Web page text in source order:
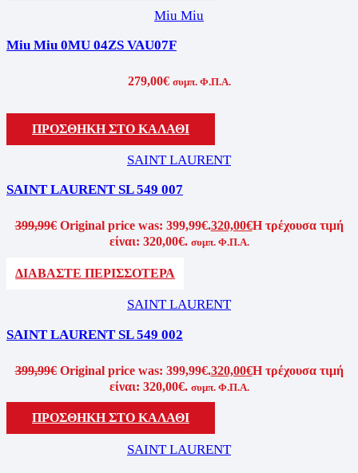
Miu Miu
Miu Miu 0MU 04ZS VAU07F
279,00€ συμπ. Φ.Π.Α.
ΠΡΟΣΘΗΚΗ ΣΤΟ ΚΑΛΑΘΙ
SAINT LAURENT
SAINT LAURENT SL 549 007
399,99€ Original price was: 399,99€.320,00€Η τρέχουσα τιμή
είναι: 320,00€. συμπ. Φ.Π.Α.
ΔΙΑΒΑΣΤΕ ΠΕΡΙΣΣΟΤΕΡΑ
SAINT LAURENT
SAINT LAURENT SL 549 002
399,99€ Original price was: 399,99€.320,00€Η τρέχουσα τιμή
είναι: 320,00€. συμπ. Φ.Π.Α.
ΠΡΟΣΘΗΚΗ ΣΤΟ ΚΑΛΑΘΙ
SAINT LAURENT